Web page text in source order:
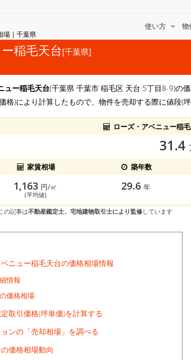
場 | 千葉県
使い方 物
稲毛天台[千葉県]
ュー稲毛天台(千葉県 千葉市 稲毛区 天台 5丁目8-9)の
格)により計算したもので、物件を売却する際に値段(
ローズ・アベニュー稲
31.4
家賃相場
築年数
1,163 円/㎡
(平均値)
29.6 年
の記事は不動産鑑定士、宅地建物取引士により監修しています
ニュー稲毛天台の価格相場情報
情報
価格相場
取引価格(坪単価)を計算する
ンの「売却相場」を調べる
価格相場動向